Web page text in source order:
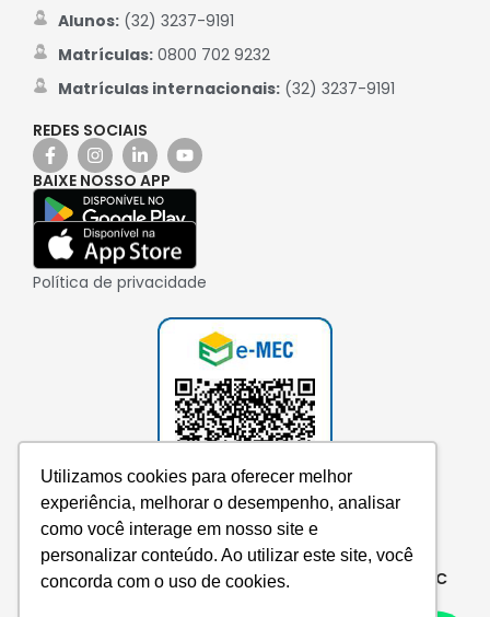
Utilizamos cookies para oferecer melhor
experiência, melhorar o desempenho, analisar
como você interage em nosso site e
personalizar conteúdo. Ao utilizar este site, você
concorda com o uso de cookies.
Alunos:(32) 3237-9191
Matrículas:0800 702 9232
Matrículas internacionais:(32) 3237-9191
REDES SOCIAIS
BAIXE NOSSO APP
Política de privacidade
Consulte aqui o cadastro da instituição no e-MEC